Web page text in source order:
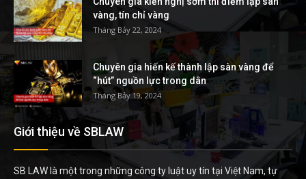
vàng, tín chỉ vàng
Tháng Bảy 22, 2024
Chuyên gia hiến kế thành lập sàn vàng để
“hút” nguồn lực trong dân
Tháng Bảy 19, 2024
Giới thiệu về SBLAW
SB LAW là một trong những công ty luật uy tín tại Việt Nam, tự